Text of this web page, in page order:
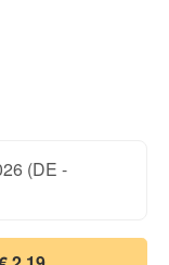
(DE -